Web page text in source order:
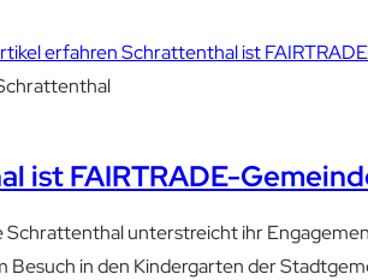
ist FAIRTRADE-
unterstreicht ihr
Besuch in den Kindergarten der